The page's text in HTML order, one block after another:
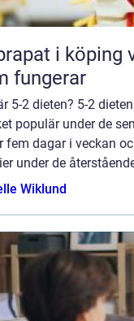
köping vägen tillbaka till en kropp
fungerar
5-2 dieten? 5-2
populär under de
fem dagar i veckan
under de
Wiklund